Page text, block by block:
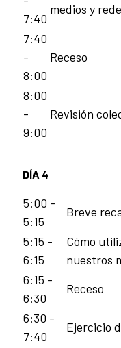
7:40
medios y
7:40
-
8:00
Receso
8:00
-
9:00
Revisión
DÍA 4
5:00 -
5:15
Breve
5:15 -
6:15
Cómo
nuestros
6:15 -
6:30
Receso
6:30 -
7:40
Ejercicio